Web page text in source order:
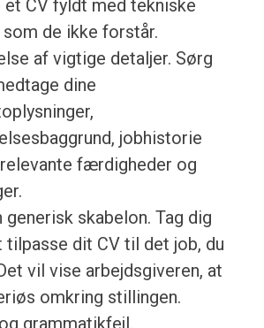
CV fyldt med tekniske
de ikke forstår.
af vigtige detaljer. Sørg
dine
jobhistorie
færdigheder og
generisk skabelon. Tag dig
dit CV til det job, du
vil vise arbejdsgiveren, at
omkring stillingen.
grammatikfejl.